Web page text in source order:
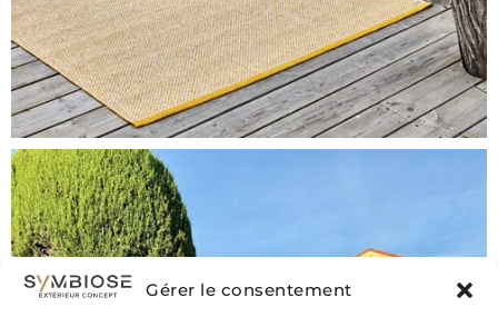
Gérer le consentement